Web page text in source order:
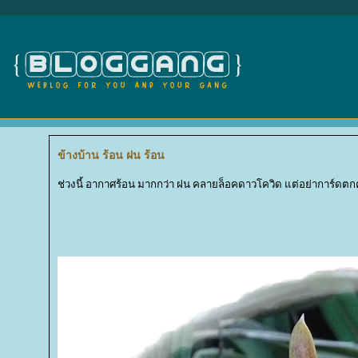
ข้างบ้าน ร้อน ฝน ร้อน
ช่วงนี้ อากาศร้อน มากกว่า ฝน คลายล็อคดาวโควิด แต่อย่าการ์ดต